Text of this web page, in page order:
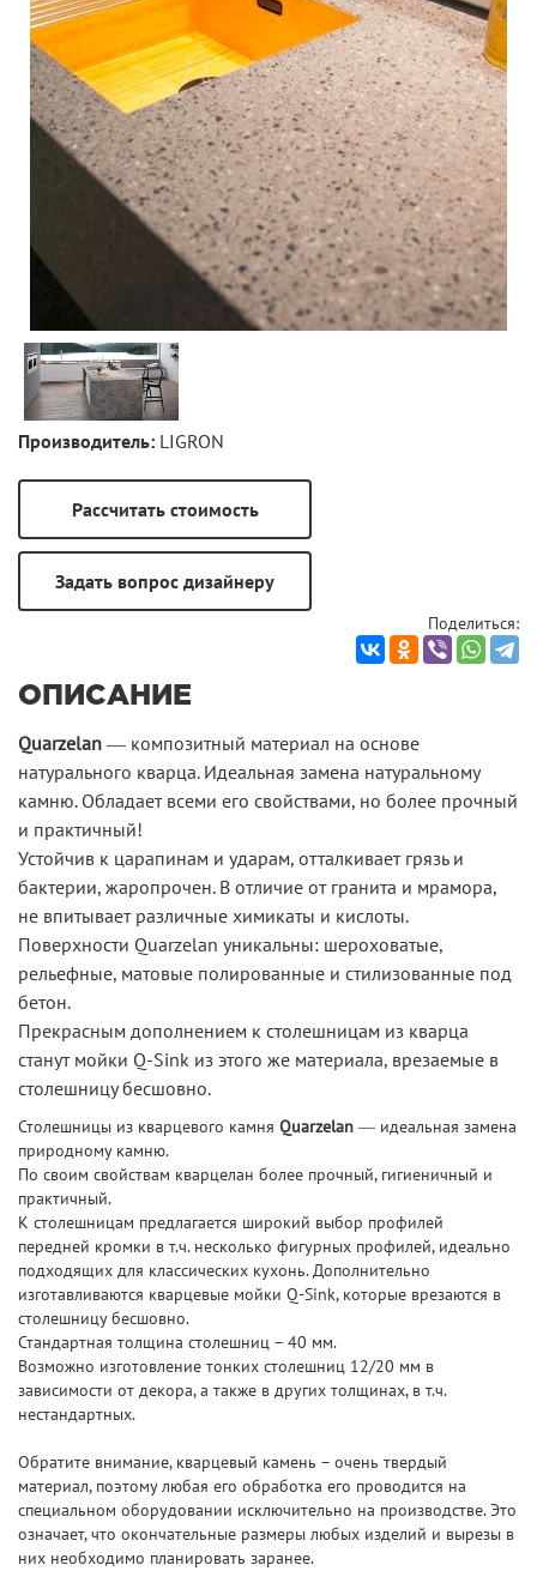
Производитель: LIGRON
Поделиться:
ОПИСАНИЕ
Quarzelan ― композитный материал на основе
натурального кварца. Идеальная замена натуральному
камню. Обладает всеми его свойствами, но более прочный
и практичный!
Устойчив к царапинам и ударам, отталкивает грязь и
бактерии, жаропрочен. В отличие от гранита и мрамора,
не впитывает различные химикаты и кислоты.
Поверхности Quarzelan уникальны: шероховатые,
рельефные, матовые полированные и стилизованные под
бетон.
Прекрасным дополнением к столешницам из кварца
станут мойки Q-Sink из этого же материала, врезаемые в
столешницу бесшовно.
Столешницы из кварцевого камня Quarzelan ― идеальная замена
природному камню.
По своим свойствам кварцелан более прочный, гигиеничный и
практичный.
К столешницам предлагается широкий выбор профилей
передней кромки в т.ч. несколько фигурных профилей, идеально
подходящих для классических кухонь. Дополнительно
изготавливаются кварцевые мойки Q-Sink, которые врезаются в
столешницу бесшовно.
Стандартная толщина столешниц – 40 мм.
Возможно изготовление тонких столешниц 12/20 мм в
зависимости от декора, а также в других толщинах, в т.ч.
нестандартных.
Обратите внимание, кварцевый камень – очень твердый
материал, поэтому любая его обработка его проводится на
специальном оборудовании исключительно на производстве. Это
означает, что окончательные размеры любых изделий и вырезы в
них необходимо планировать заранее.